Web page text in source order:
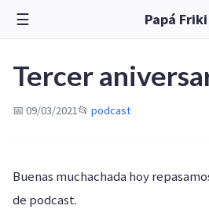
☰ Papá Friki
Tercer
📅 09/03/2021📂 podcast
Buenas muchachada hoy
de podcast.